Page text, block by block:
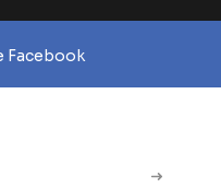
Facebook